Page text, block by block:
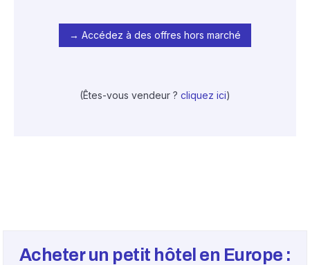
→ Accédez à des offres hors marché
(Êtes-vous vendeur ? cliquez ici)
Acheter un petit hôtel en Europe :